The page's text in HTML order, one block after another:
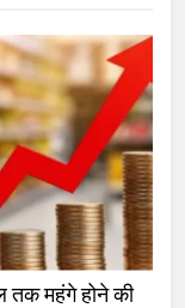
तक महंगे होने की